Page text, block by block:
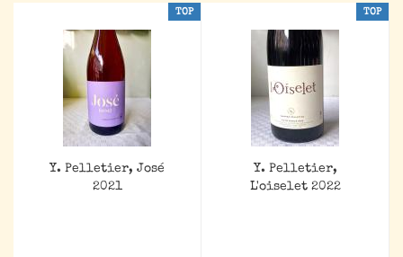
TOP
Y. Pelletier, José
2021
TOP
Y. Pelletier,
L'oiselet 2022